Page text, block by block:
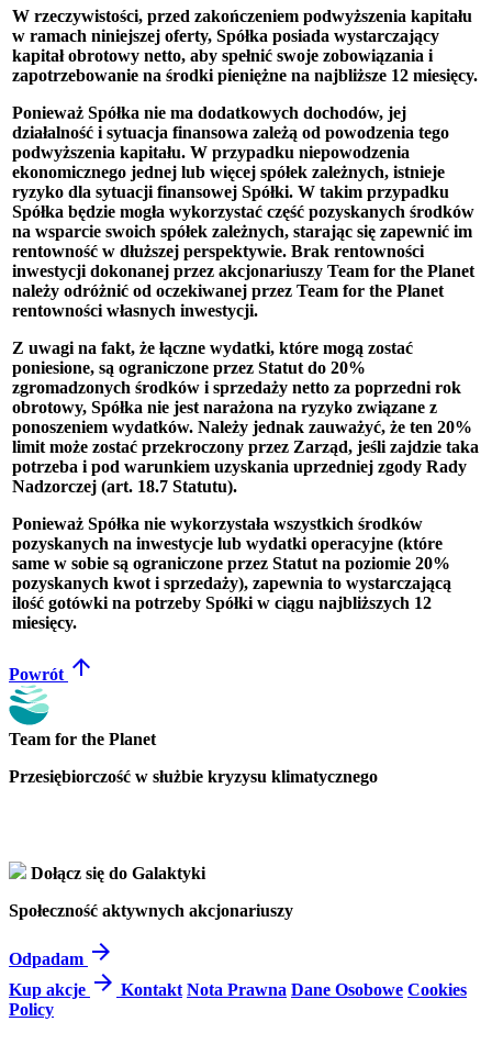
W rzeczywistości, przed zakończeniem podwyższenia kapitału
w ramach niniejszej oferty, Spółka posiada wystarczający
kapitał obrotowy netto, aby spełnić swoje zobowiązania i
zapotrzebowanie na środki pieniężne na najbliższe 12 miesięcy.
Ponieważ Spółka nie ma dodatkowych dochodów, jej
działalność i sytuacja finansowa zależą od powodzenia tego
podwyższenia kapitału. W przypadku niepowodzenia
ekonomicznego jednej lub więcej spółek zależnych, istnieje
ryzyko dla sytuacji finansowej Spółki. W takim przypadku
Spółka będzie mogła wykorzystać część pozyskanych środków
na wsparcie swoich spółek zależnych, starając się zapewnić im
rentowność w dłuższej perspektywie. Brak rentowności
inwestycji dokonanej przez akcjonariuszy Team for the Planet
należy odróżnić od oczekiwanej przez Team for the Planet
rentowności własnych inwestycji.
Z uwagi na fakt, że łączne wydatki, które mogą zostać
poniesione, są ograniczone przez Statut do 20%
zgromadzonych środków i sprzedaży netto za poprzedni rok
obrotowy, Spółka nie jest narażona na ryzyko związane z
ponoszeniem wydatków. Należy jednak zauważyć, że ten 20%
limit może zostać przekroczony przez Zarząd, jeśli zajdzie taka
potrzeba i pod warunkiem uzyskania uprzedniej zgody Rady
Nadzorczej (art. 18.7 Statutu).
Ponieważ Spółka nie wykorzystała wszystkich środków
pozyskanych na inwestycje lub wydatki operacyjne (które
same w sobie są ograniczone przez Statut na poziomie 20%
pozyskanych kwot i sprzedaży), zapewnia to wystarczającą
ilość gotówki na potrzeby Spółki w ciągu najbliższych 12
miesięcy.
Powrót arrow_upward
Team for the Planet
Przesiębiorczość w służbie kryzysu klimatycznego
Dołącz się do Galaktyki
Społeczność aktywnych akcjonariuszy
Odpadam arrow_forward
Kup akcje arrow_forward Kontakt Nota Prawna Dane Osobowe Cookies
Policy